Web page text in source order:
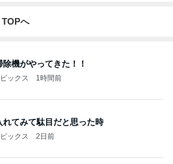
へ
除機がやってきた！！
ックス 1時間前
れてみて駄目だと思った時
ックス 2日前